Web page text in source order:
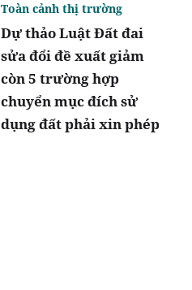
Dự thảo Luật Đất đai
sửa đổi đề xuất giảm
còn 5 trường hợp
chuyển mục đích sử
dụng đất phải xin phép
Toàn cảnh thị trường